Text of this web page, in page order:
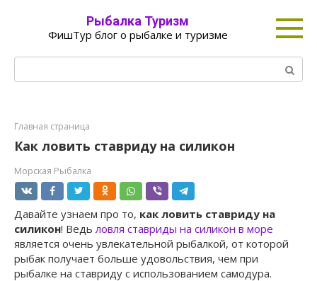
Рыбалка Туризм
ФишТур блог о рыбалке и туризме
Поиск:
Главная страница
Как ловить ставриду на силикон
Морская Рыбалка
Давайте узнаем про то, как ловить ставриду на
силикон! Ведьловля ставриды на силикон в море
является очень увлекательной рыбалкой, от которой
рыбак получает больше удовольствия, чем при
рыбалке на ставриду с использованием самодура.